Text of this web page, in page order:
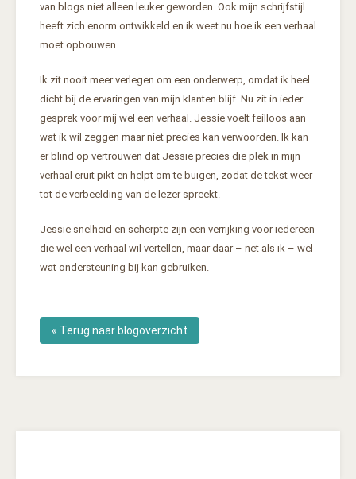
van blogs niet alleen leuker geworden. Ook mijn schrijfstijl
heeft zich enorm ontwikkeld en ik weet nu hoe ik een verhaal
moet opbouwen.
Ik zit nooit meer verlegen om een onderwerp, omdat ik heel
dicht bij de ervaringen van mijn klanten blijf. Nu zit in ieder
gesprek voor mij wel een verhaal. Jessie voelt feilloos aan
wat ik wil zeggen maar niet precies kan verwoorden. Ik kan
er blind op vertrouwen dat Jessie precies die plek in mijn
verhaal eruit pikt en helpt om te buigen, zodat de tekst weer
tot de verbeelding van de lezer spreekt.
Jessie snelheid en scherpte zijn een verrijking voor iedereen
die wel een verhaal wil vertellen, maar daar – net als ik – wel
wat ondersteuning bij kan gebruiken.
« Terug naar blogoverzicht